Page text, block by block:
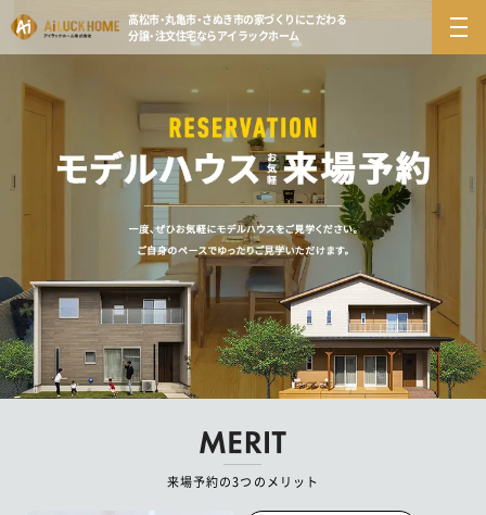
高松市・丸亀市・さぬき市の家づくりにこだわる
分譲・注文住宅ならアイラックホーム
来場予約の3つのメリット